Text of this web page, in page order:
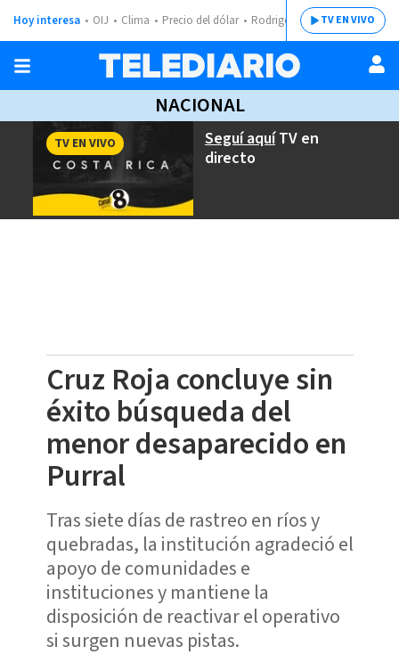
Hoy interesa OIJ Clima Precio del dólar Rodrigo ChavesTV EN VIVO
NACIONAL
Seguí aquíTV en
directo
TV EN VIVO
Cruz Roja concluye sin
éxito búsqueda del
menor desaparecido en
Purral
Tras siete días de rastreo en ríos y
quebradas, la institución agradeció el
apoyo de comunidades e
instituciones y mantiene la
disposición de reactivar el operativo
si surgen nuevas pistas.